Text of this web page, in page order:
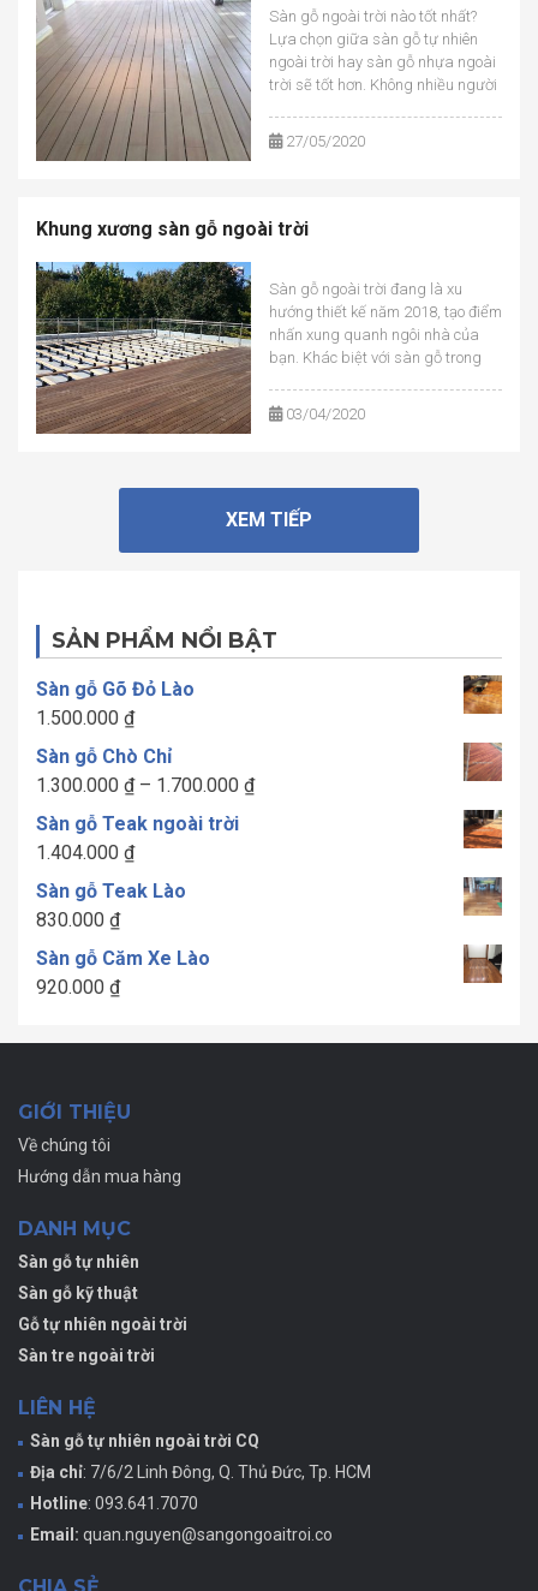
Sàn gỗ ngoài trời nào tốt nhất?
Lựa chọn giữa sàn gỗ tự nhiên
ngoài trời hay sàn gỗ nhựa ngoài
trời sẽ tốt hơn. Không nhiều người
gỗ ngoài trời nào tốt nhất. Cùng
chúng tôi, sàn gỗ ngoài trời CQ
27/05/2020
Khung xương sàn gỗ ngoài trời
Sàn gỗ ngoài trời đang là xu
hướng thiết kế năm 2018, tạo điểm
nhấn xung quanh ngôi nhà của
bạn. Khác biệt với sàn gỗ trong
trời phải lắp đặt trên hệ khung
xương. Tại sao phải lắp đặt trên
03/04/2020
XEM TIẾP
SẢN PHẨM NỔI BẬT
Sàn gỗ Gõ Đỏ Lào
1.500.000 ₫
Sàn gỗ Chò Chỉ
1.300.000 ₫ – 1.700.000 ₫Khoảng
Sàn gỗ Teak ngoài trời
1.404.000 ₫
Sàn gỗ Teak Lào
830.000 ₫
Sàn gỗ Căm Xe Lào
920.000 ₫
GIỚI THIỆU
Về chúng tôi
Hướng dẫn mua hàng
DANH MỤC
Sàn gỗ tự nhiên
Sàn gỗ kỹ thuật
Gỗ tự nhiên ngoài trời
Sàn tre ngoài trời
LIÊN HỆ
Sàn gỗ tự nhiên ngoài trời CQ
Địa chỉ: 7/6/2 Linh Đông, Q. Thủ Đức, Tp. HCM
Hotline: 093.641.7070
Email: quan.nguyen@sangongoaitroi.co